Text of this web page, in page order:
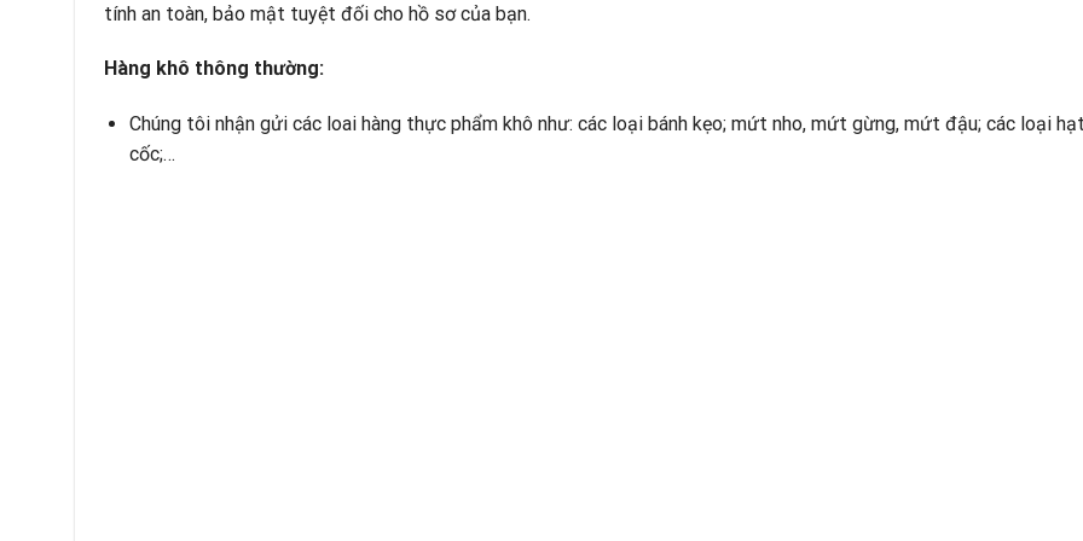
tính an toàn, bảo mật tuyệt đối cho hồ sơ của bạn.
Hàng khô thông thường:
Chúng tôi nhận gửi các loai hàng thực phẩm khô như: các loại bánh kẹo; mứt nho, mứt gừng, mứt đậu; các loại
cốc;…